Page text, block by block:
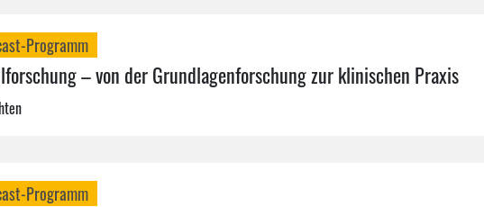
Programm
– von der Grundlagenforschung zur klinischen Praxis
Programm